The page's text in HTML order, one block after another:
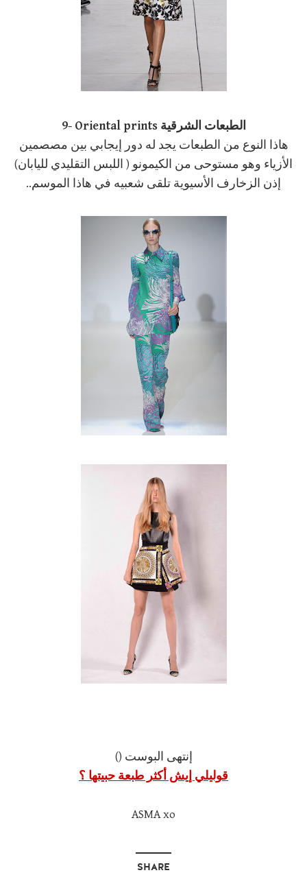
9- Oriental prints الطبعات الشرقية
هاذا النوع من الطبعات يجد له دور إيجابي بين مصصمين
الأزياء وهو مستوحى من الكيمونو ( اللبس التقليدي لليابان)
إذن الزخارف الأسيوية تلقى شعبيه في هاذا الموسم..
إنتهى البوست ()
قوليلي إيش أكثر طبعة حبيتها ؟
ASMA xo
SHARE